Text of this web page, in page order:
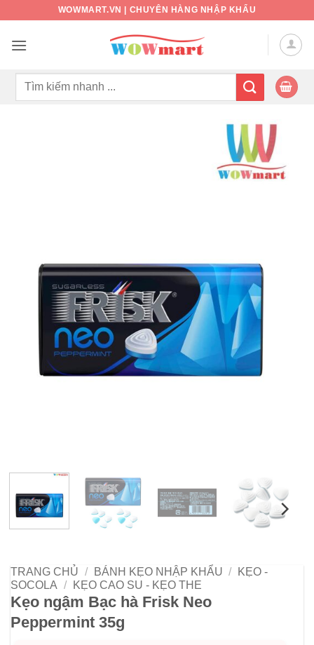
nội
WOWMART.VN | CHUYÊN HÀNG NHẬP KHẨU
Tìm
TRANG CHỦ / BÁNH KẸO NHẬP KHẨU /
KẸO -
SOCOLA / KẸO CAO SU - KẸO THE
Kẹo ngậm Bạc hà Frisk Neo
Peppermint 35g